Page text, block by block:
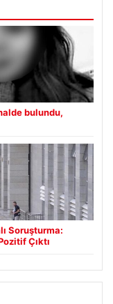
bulundu,
Soruşturma:
Çıktı